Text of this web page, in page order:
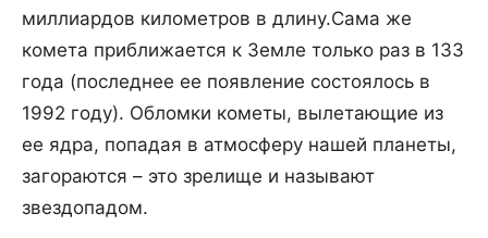
миллиардов километров в длину.Сама же
комета приближается к Земле только раз в 133
года (последнее ее появление состоялось в
1992 году). Обломки кометы, вылетающие из
ее ядра, попадая в атмосферу нашей планеты,
загораются – это зрелище и называют
звездопадом.